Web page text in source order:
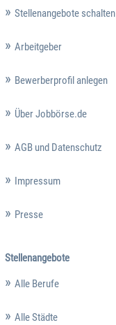
Stellenangebote schalten
Arbeitgeber
Bewerberprofil anlegen
Über Jobbörse.de
AGB und Datenschutz
Impressum
Presse
Stellenangebote
Alle Berufe
Alle Städte